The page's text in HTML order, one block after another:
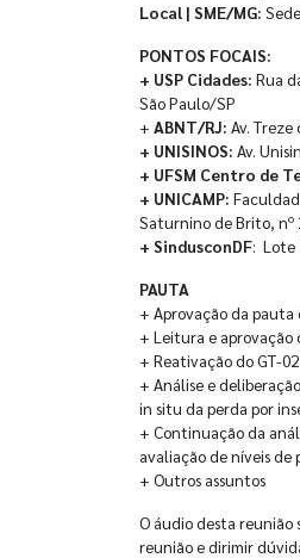
Local | SME/MG:
PONTOS FOCAIS:
+ USP Cidades: Rua
São Paulo/SP
+ ABNT/RJ: Av.
+ UNISINOS: Av.
+ UFSM Centro de
+ UNICAMP:
Saturnino de Brito, nº
+ SindusconDF: Lote
PAUTA
+ Aprovação da pauta
+ Leitura e aprovação
+ Reativação do GT-
+ Análise e
in situ da perda por
+ Continuação da
avaliação de níveis de
+ Outros assuntos
O áudio desta reunião
reunião e dirimir